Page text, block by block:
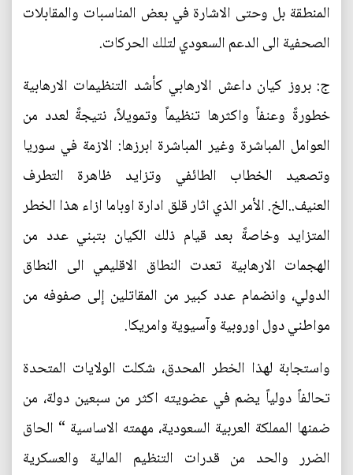
المنطقة بل وحتى الاشارة في بعض المناسبات والمقابلات
الصحفية الى الدعم السعودي لتلك الحركات.
ج: بروز كيان داعش الارهابي كأشد التنظيمات الارهابية
خطورةً وعنفاً واكثرها تنظيماً وتمويلاً، نتيجةً لعدد من
العوامل المباشرة وغير المباشرة ابرزها: الازمة في سوريا
وتصعيد الخطاب الطائفي وتزايد ظاهرة التطرف
العنيف..الخ. الأمر الذي اثار قلق ادارة اوباما ازاء هذا الخطر
المتزايد وخاصةً بعد قيام ذلك الكيان بتبني عدد من
الهجمات الارهابية تعدت النطاق الاقليمي الى النطاق
الدولي، وانضمام عدد كبير من المقاتلين إلى صفوفه من
مواطني دول اوروبية وآسيوية وامريكا.
واستجابة لهذا الخطر المحدق، شكلت الولايات المتحدة
تحالفاً دولياً يضم في عضويته اكثر من سبعين دولة، من
ضمنها المملكة العربية السعودية، مهمته الاساسية “ الحاق
الضرر والحد من قدرات التنظيم المالية والعسكرية